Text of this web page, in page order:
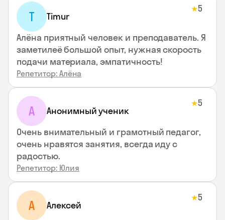
T Timur
★5
Алёна приятный человек и преподаватель. Я
заметилеё большой опыт, нужная скорость
подачи материала, эмпатичность!
Репетитор: Алёна
А Анонимный ученик
★5
Очень внимательный и грамотный педагог,
очень нравятся занятия, всегда иду с
радостью.
Репетитор: Юлия
А Алексей
★5